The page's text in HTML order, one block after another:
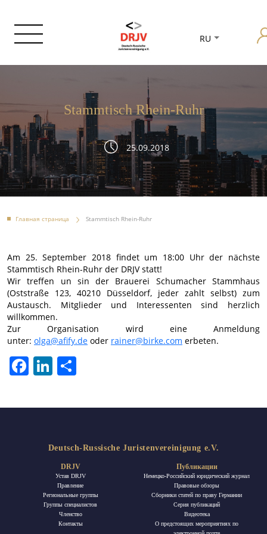
RU
Stammtisch Rhein-Ruhr
25.09.2018
Главная страница Stammtisch Rhein-Ruhr
Am 25. September 2018 findet um 18:00 Uhr der nächste
Stammtisch Rhein-Ruhr der DRJV statt!
Wir treffen un sin der Brauerei Schumacher Stammhaus
(Oststraße 123, 40210 Düsseldorf, jeder zahlt selbst) zum
Austausch. Mitglieder und Interessenten sind herzlich
willkommen.
Zur Organisation wird eine Anmeldung
unter: olga@afify.de oder rainer@birke.com erbeten.
FacebookLinkedIn
Deutsch-Russische Juristenvereinigung e.V.
DRJV
Устав DRJV
Правление
Региональные группы
Группы специалистов
Членство
Контакты
Публикации
Немецко-Российский юридический журнал
Правовые обзоры
Сборники статей по праву Германии
Ceрия публикаций
Видеотека
О предстоящих мероприятиях по